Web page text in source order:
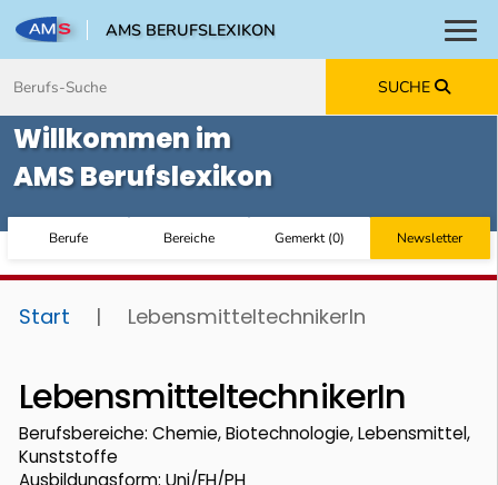
AMS BERUFSLEXIKON
SUCHE
Willkommen im
AMS Berufslexikon
Berufe Bereiche Gemerkt(0) Newsletter
Start | LebensmitteltechnikerIn
LebensmitteltechnikerIn
Berufsbereiche: Chemie, Biotechnologie, Lebensmittel,
Kunststoffe
Ausbildungsform: Uni/FH/PH